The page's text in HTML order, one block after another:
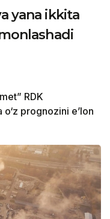
yana ikkita
RDK
prognozini e’lon